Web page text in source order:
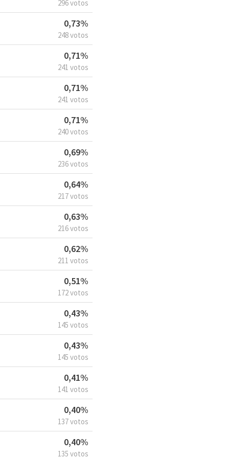
296 votos
0,73%
248 votos
0,71%
241 votos
0,71%
241 votos
0,71%
240 votos
0,69%
236 votos
0,64%
217 votos
0,63%
216 votos
0,62%
211 votos
0,51%
172 votos
0,43%
145 votos
0,43%
145 votos
0,41%
141 votos
0,40%
137 votos
0,40%
135 votos